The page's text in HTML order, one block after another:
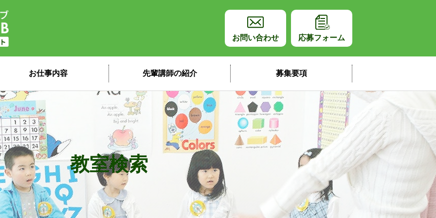
子ども英会話ペッピーキッズクラブ 講師採用サイト
お問い合わせ 応募フォーム
お仕事内容 先輩講師の紹介 募集要項
教室検索